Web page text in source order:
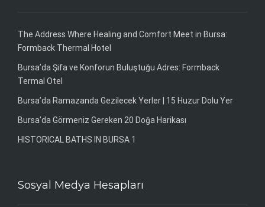
The Address Where Healing and Comfort Meet in Bursa:
Formback Thermal Hotel
Bursa’da Şifa ve Konforun Buluştuğu Adres: Formback
Termal Otel
Bursa’da Ramazanda Gezilecek Yerler | 15 Huzur Dolu Yer
Bursa’da Görmeniz Gereken 20 Doğa Harikası
HISTORICAL BATHS IN BURSA 1
Sosyal Medya Hesapları